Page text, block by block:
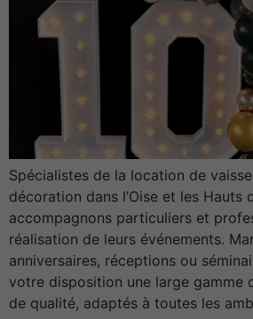
Spécialistes de la location de
décoration dans l’Oise et les Hauts
accompagnons particuliers et
réalisation de leurs événements.
anniversaires, réceptions ou
votre disposition une large gamme
de qualité, adaptés à toutes les